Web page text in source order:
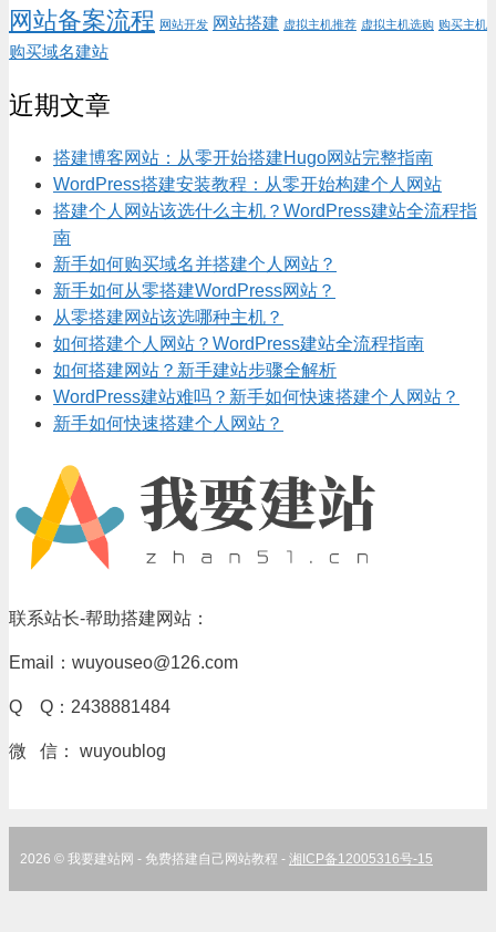
网站备案流程 网站开发 网站搭建 虚拟主机推荐 虚拟主机选购 购买主机
购买域名建站
近期文章
搭建博客网站：从零开始搭建Hugo网站完整指南
WordPress搭建安装教程：从零开始构建个人网站
搭建个人网站该选什么主机？WordPress建站全流程指
南
新手如何购买域名并搭建个人网站？
新手如何从零搭建WordPress网站？
从零搭建网站该选哪种主机？
如何搭建个人网站？WordPress建站全流程指南
如何搭建网站？新手建站步骤全解析
WordPress建站难吗？新手如何快速搭建个人网站？
新手如何快速搭建个人网站？
联系站长-帮助搭建网站：
Email：wuyouseo@126.com
Q Q：2438881484
微 信： wuyoublog
2026 © 我要建站网 - 免费搭建自己网站教程 - 湘ICP备12005316号-15